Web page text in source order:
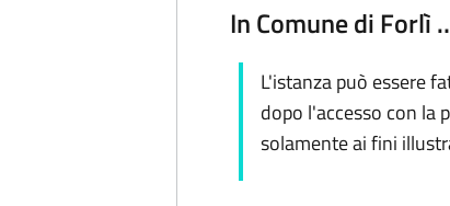
In Comune di Forlì
L'istanza può essere
dopo l'accesso con la
solamente ai fini